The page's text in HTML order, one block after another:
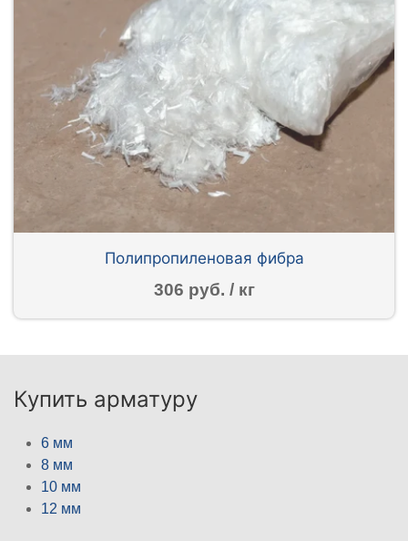
Полипропиленовая фибра
306 руб. / кг
Купить арматуру
6 мм
8 мм
10 мм
12 мм